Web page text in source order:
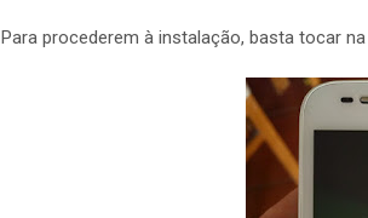
Para procederem à instalação, basta tocar